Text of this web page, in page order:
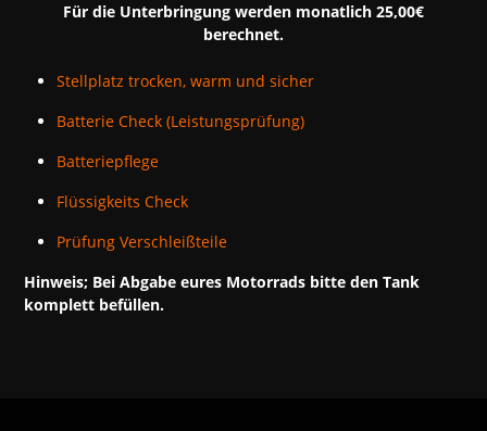
Für die Unterbringung werden monatlich 25,00€
berechnet.
Stellplatz trocken, warm und sicher
Batterie Check (Leistungsprüfung)
Batteriepflege
Flüssigkeits Check
Prüfung Verschleißteile
Hinweis; Bei Abgabe eures Motorrads bitte den Tank
komplett befüllen.